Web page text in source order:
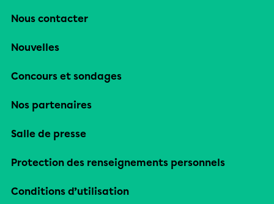
Nous contacter
Nouvelles
Concours et sondages
Nos partenaires
Salle de presse
Protection des renseignements personnels
Conditions d’utilisation